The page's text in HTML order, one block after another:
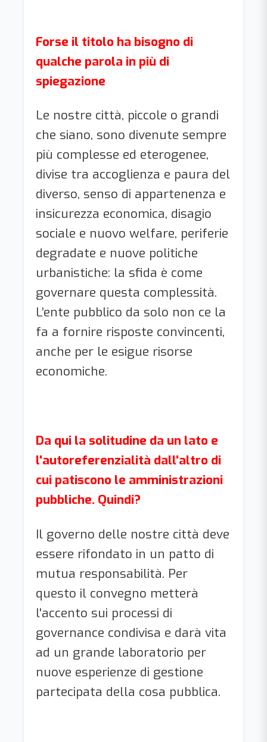
Forse il titolo ha bisogno di
qualche parola in più di
spiegazione
Le nostre città, piccole o grandi
che siano, sono divenute sempre
più complesse ed eterogenee,
divise tra accoglienza e paura del
diverso, senso di appartenenza e
insicurezza economica, disagio
sociale e nuovo welfare, periferie
degradate e nuove politiche
urbanistiche: la sfida è come
governare questa complessità.
L’ente pubblico da solo non ce la
fa a fornire risposte convincenti,
anche per le esigue risorse
economiche.
Da qui la solitudine da un lato e
l'autoreferenzialità dall'altro di
cui patiscono le amministrazioni
pubbliche. Quindi?
Il governo delle nostre città deve
essere rifondato in un patto di
mutua responsabilità. Per
questo il convegno metterà
l'accento sui processi di
governance condivisa e darà vita
ad un grande laboratorio per
nuove esperienze di gestione
partecipata della cosa pubblica.